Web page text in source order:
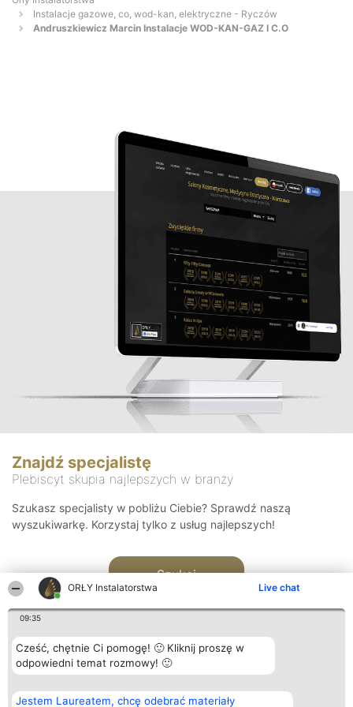
ORŁY Instalatorstwa Live chat
09:35
Cześć, chętnie Ci pomogę! 🙂 Kliknij proszę w
odpowiedni temat rozmowy! 🙂
Jestem Laureatem, chcę odebrać materiały
Instalacje gazowe, co, wod-kan, elektryczne - Ryczów
Andruszkiewicz Marcin Instalacje WOD-KAN-GAZ I C.O
Znajdź specjalistę
Plebiscyt skupia najlepszych w branży
Szukasz specjalisty w pobliżu Ciebie? Sprawdź naszą
wyszukiwarkę. Korzystaj tylko z usług najlepszych!
Szukaj
Organizator plebiscytu
Bright Side Solutions sp. z o.
Plebiscyt
Laureaci
Kontakt
Kontakt